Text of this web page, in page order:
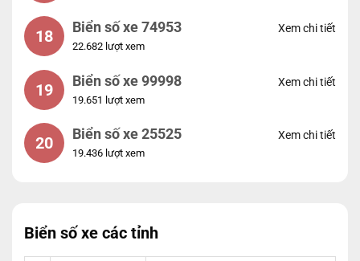
18 Biển số xe 74953
22.682 lượt xem
Xem chi tiết
19 Biển số xe 99998
19.651 lượt xem
Xem chi tiết
20 Biển số xe 25525
19.436 lượt xem
Xem chi tiết
Biển số xe các tỉnh